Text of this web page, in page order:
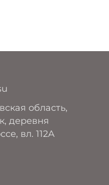
область,
деревня
вл. 112А